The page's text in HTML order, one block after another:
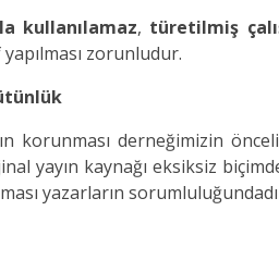
kullanılamaz, türetilmiş
zorunludur.
korunması derneğimizin
yayın kaynağı eksiksiz
yazarların